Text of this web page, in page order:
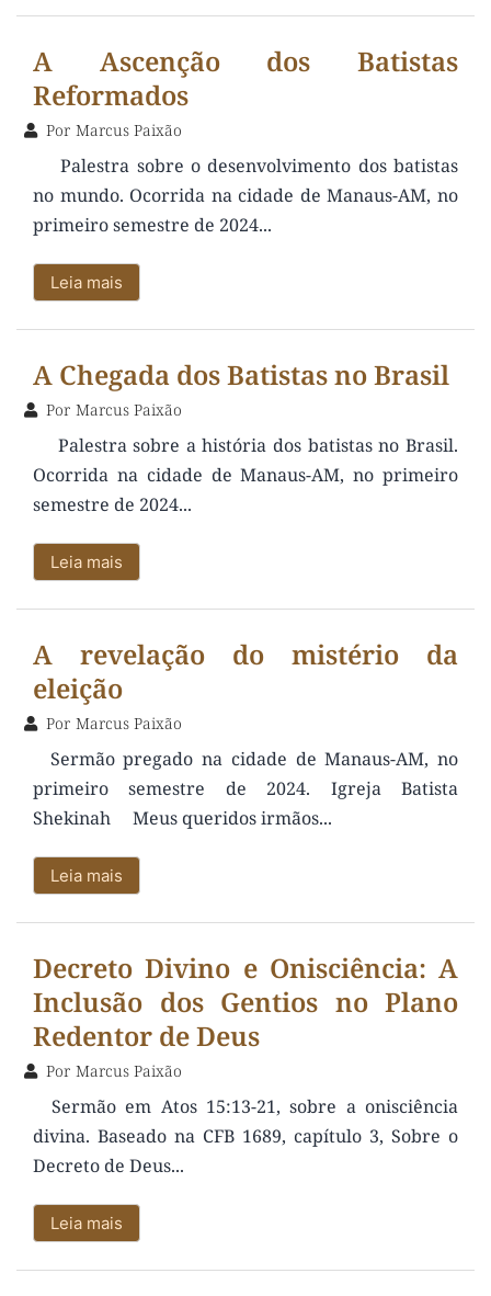
A Ascenção dos Batistas
Reformados
Por Marcus Paixão
Palestra sobre o desenvolvimento dos batistas
no mundo. Ocorrida na cidade de Manaus-AM, no
primeiro semestre de 2024...
Leia mais
A Chegada dos Batistas no Brasil
Por Marcus Paixão
Palestra sobre a história dos batistas no Brasil.
Ocorrida na cidade de Manaus-AM, no primeiro
semestre de 2024...
Leia mais
A revelação do mistério da
eleição
Por Marcus Paixão
Sermão pregado na cidade de Manaus-AM, no
primeiro semestre de 2024. Igreja Batista
Shekinah Meus queridos irmãos...
Leia mais
Decreto Divino e Onisciência: A
Inclusão dos Gentios no Plano
Redentor de Deus
Por Marcus Paixão
Sermão em Atos 15:13-21, sobre a onisciência
divina. Baseado na CFB 1689, capítulo 3, Sobre o
Decreto de Deus...
Leia mais